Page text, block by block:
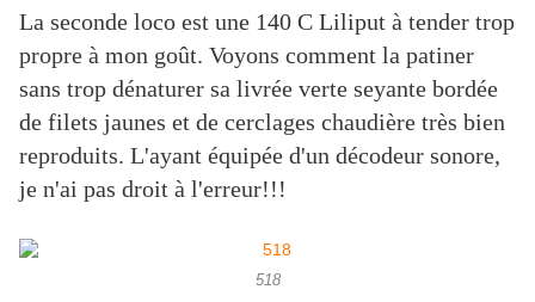
La seconde loco est une 140 C Liliput à tender trop
propre à mon goût. Voyons comment la patiner
sans trop dénaturer sa livrée verte seyante bordée
de filets jaunes et de cerclages chaudière très bien
reproduits. L'ayant équipée d'un décodeur sonore,
je n'ai pas droit à l'erreur!!!
518